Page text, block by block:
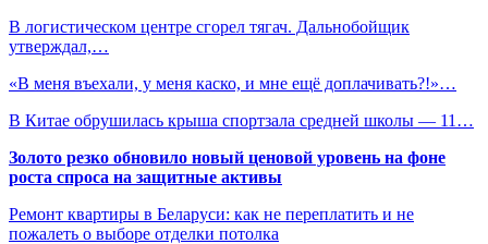
В логистическом центре сгорел тягач. Дальнобойщик
утверждал,…
«В меня въехали, у меня каско, и мне ещё доплачивать?!»…
В Китае обрушилась крыша спортзала средней школы — 11…
Золото резко обновило новый ценовой уровень на фоне
роста спроса на защитные активы
Ремонт квартиры в Беларуси: как не переплатить и не
пожалеть о выборе отделки потолка